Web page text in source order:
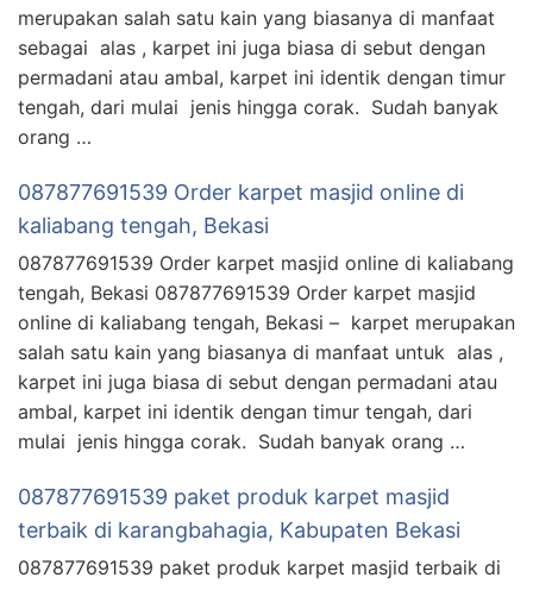
merupakan salah satu kain yang biasanya di manfaat
sebagai alas , karpet ini juga biasa di sebut dengan
permadani atau ambal, karpet ini identik dengan timur
tengah, dari mulai jenis hingga corak. Sudah banyak
orang …
087877691539 Order karpet masjid online di
kaliabang tengah, Bekasi
087877691539 Order karpet masjid online di kaliabang
tengah, Bekasi 087877691539 Order karpet masjid
online di kaliabang tengah, Bekasi – karpet merupakan
salah satu kain yang biasanya di manfaat untuk alas ,
karpet ini juga biasa di sebut dengan permadani atau
ambal, karpet ini identik dengan timur tengah, dari
mulai jenis hingga corak. Sudah banyak orang …
087877691539 paket produk karpet masjid
terbaik di karangbahagia, Kabupaten Bekasi
087877691539 paket produk karpet masjid terbaik di